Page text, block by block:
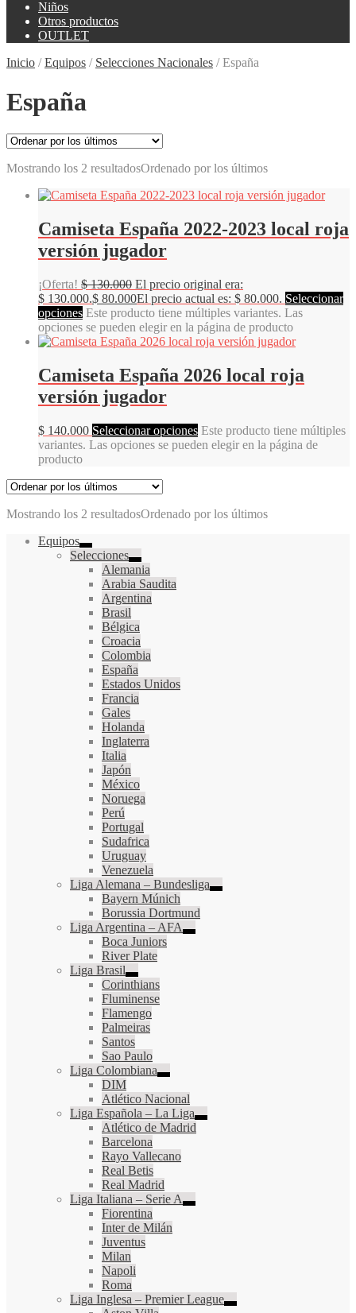
Niños
Otros productos
OUTLET
Inicio /Equipos / Selecciones Nacionales /España
España
Mostrando los 2 resultadosOrdenado por los últimos
Camiseta España 2022-2023 local roja
versión jugador
¡Oferta! $130.000 El precio original era:
$ 130.000.$ 80.000El precio actual es: $ 80.000. Seleccionar
opciones Este producto tiene múltiples variantes. Las
opciones se pueden elegir en la página de producto
Camiseta España 2026 local roja
versión jugador
$ 140.000 Seleccionar opciones Este producto tiene múltiples
variantes. Las opciones se pueden elegir en la página de
producto
Mostrando los 2 resultadosOrdenado por los últimos
Equipos
Selecciones
Alemania
Arabia Saudita
Argentina
Brasil
Bélgica
Croacia
Colombia
España
Estados Unidos
Francia
Gales
Holanda
Inglaterra
Italia
Japón
México
Noruega
Perú
Portugal
Sudafrica
Uruguay
Venezuela
Liga Alemana – Bundesliga
Bayern Múnich
Borussia Dortmund
Liga Argentina – AFA
Boca Juniors
River Plate
Liga Brasil
Corinthians
Fluminense
Flamengo
Palmeiras
Santos
Sao Paulo
Liga Colombiana
DIM
Atlético Nacional
Liga Española – La Liga
Atlético de Madrid
Barcelona
Rayo Vallecano
Real Betis
Real Madrid
Liga Italiana – Serie A
Fiorentina
Inter de Milán
Juventus
Milan
Napoli
Roma
Liga Inglesa – Premier League